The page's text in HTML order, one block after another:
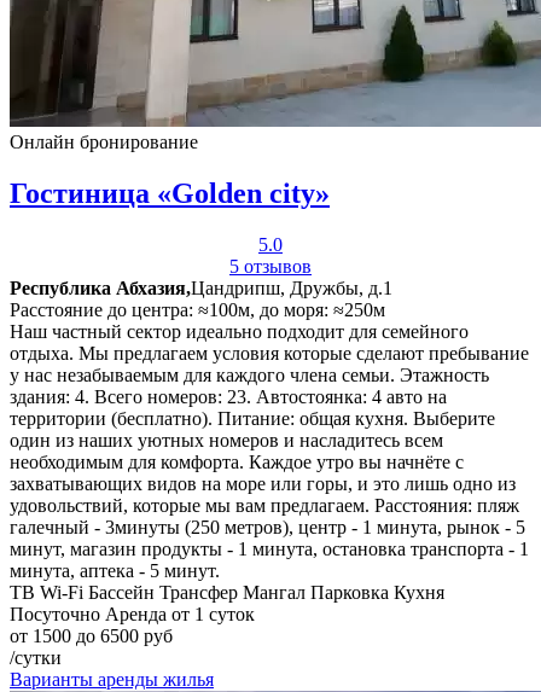
Онлайн бронирование
Гостиница «Golden city»
5.0
5 отзывов
Республика Абхазия,Цандрипш, Дружбы, д.1
Расстояние до центра: ≈100м, до моря: ≈250м
Наш частный сектор идеально подходит для семейного
отдыха. Мы предлагаем условия которые сделают пребывание
у нас незабываемым для каждого члена семьи. Этажность
здания: 4. Всего номеров: 23. Автостоянка: 4 авто на
территории (бесплатно). Питание: общая кухня. Выберите
один из наших уютных номеров и насладитесь всем
необходимым для комфорта. Каждое утро вы начнёте с
захватывающих видов на море или горы, и это лишь одно из
удовольствий, которые мы вам предлагаем. Расстояния: пляж
галечный - 3минуты (250 метров), центр - 1 минута, рынок - 5
минут, магазин продукты - 1 минута, остановка транспорта - 1
минута, аптека - 5 минут.
ТВ Wi-Fi Бассейн Трансфер Мангал Парковка Кухня
Посуточно Аренда от 1 суток
от 1500 до 6500 руб
/сутки
Варианты аренды жилья